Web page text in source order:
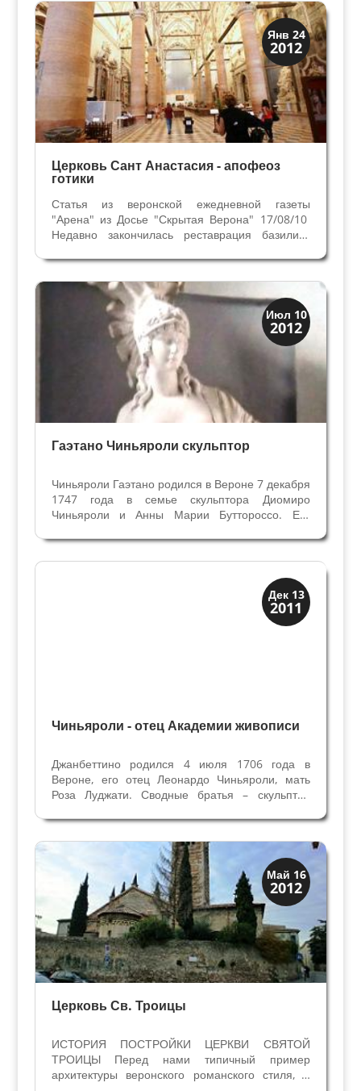
Джанбеттино...
Янв 24
2012
Архитектура
Искусство
Церковь Сант Анастасия - апофеоз
готики
Статья из веронской ежедневной газеты
"Арена" из Досье "Скрытая Верона" 17/08/10
Недавно закончилась реставрация базилики
великолепие одной из самых красивых церквей
города. Реставрационные работы выявили
необыкновенную элегантность...
Июл 10
2012
Верона
Веронцы
Гаэтано Чиньяроли скульптор
Чиньяроли Гаэтано родился в Вероне 7 декабря
1747 года в семье скульптора Диомиро
Чиньяроли и Анны Марии Буттороссо. Его
известный художник. Первые сведения о
Гаэтано-скульпторе касаются совместной
Дек 13
2011
Чиньяроли - отец Академии живописи
Джанбеттино родился 4 июля 1706 года в
Вероне, его отец Леонардо Чиньяроли, мать
Роза Луджати. Сводные братья – скульптор
Джузеппе (известен как Фра Феличе),
двоюродные братья отца тоже художники
Пьетро и Мартино. До...
Май 16
2012
Скрытая Верона
Церкви
Церковь Св. Троицы
ИСТОРИЯ ПОСТРОЙКИ ЦЕРКВИ СВЯТОЙ
ТРОИЦЫ Перед нами типичный пример
архитектуры веронского романского стиля, с